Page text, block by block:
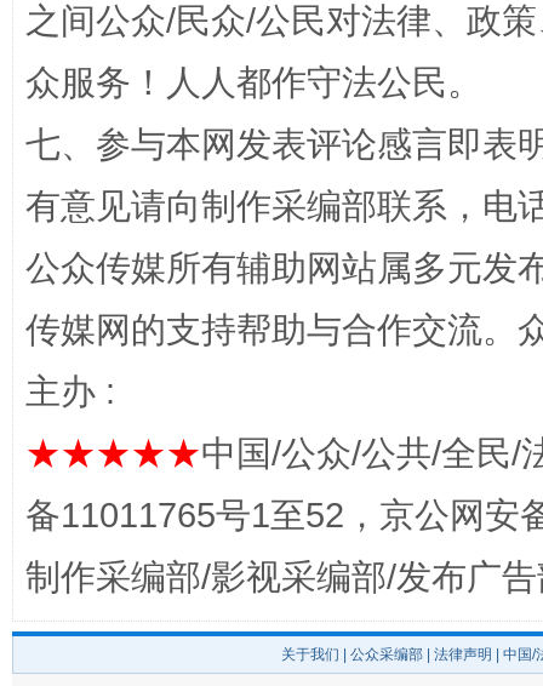
东山县通报“牛蛙产品抗生素超标问题”
千年窑火 生生不息 一
之间公众/民众/公民对法律、政
众服务！人人都作守法公民。
七、参与本网发表评论感言即表
有意见请向制作采编部联系，电
公众传媒所有辅助网站属多元发
传媒网的支持帮助与合作交流。
主办 :
★★★★★中国/公众/公共/全民/
备11011765号1至52，京公网安
制作采编部/影视采编部/发布广
关于我们 公众采编部 法律声明 | 中国